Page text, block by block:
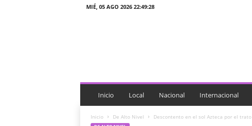
MIÉ, 05 AGO 2026 22:49:28
c
a
Inicio Local Nacional Internacional
Inicio De Alto Nivel Descontento en el sol Azteca por el trato